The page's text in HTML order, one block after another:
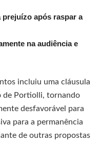
após raspar a
na audiência e
incluiu uma cláusula
de Portiolli, tornando
desfavorável para
para a permanência
de outras propostas